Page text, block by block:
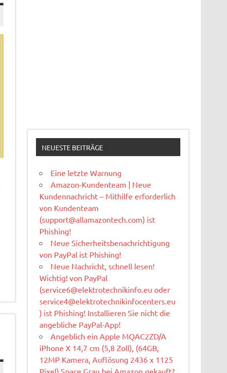
NEUESTE BEITRÄGE
Eine letzte Warnung
Amazon-Kundenteam | Neue
Kundennachricht – Mithilfe erforderlich
von Kundenteam
(support@allamazontech.com) ist
Phishing!
Neue Sicherheitsbenachrichtigung
von PayPal ist Phishing!
Neue Nachricht, schnell lesen!
Wichtig! von PayPal
(service6@elektrotechnikinfo.eu oder
service4@elektrotechnikinfocenters.eu
) ist Phishing! Installieren Sie nicht die
angebliche PayPal-App!
Angeblich ein Apple MQAC2ZD/A
iPhone X 14,7 cm (5,8 Zoll), (64GB,
12MP Kamera, Auflösung 2436 x 1125
Pixel) Space Grau bei Amazon gekauft?